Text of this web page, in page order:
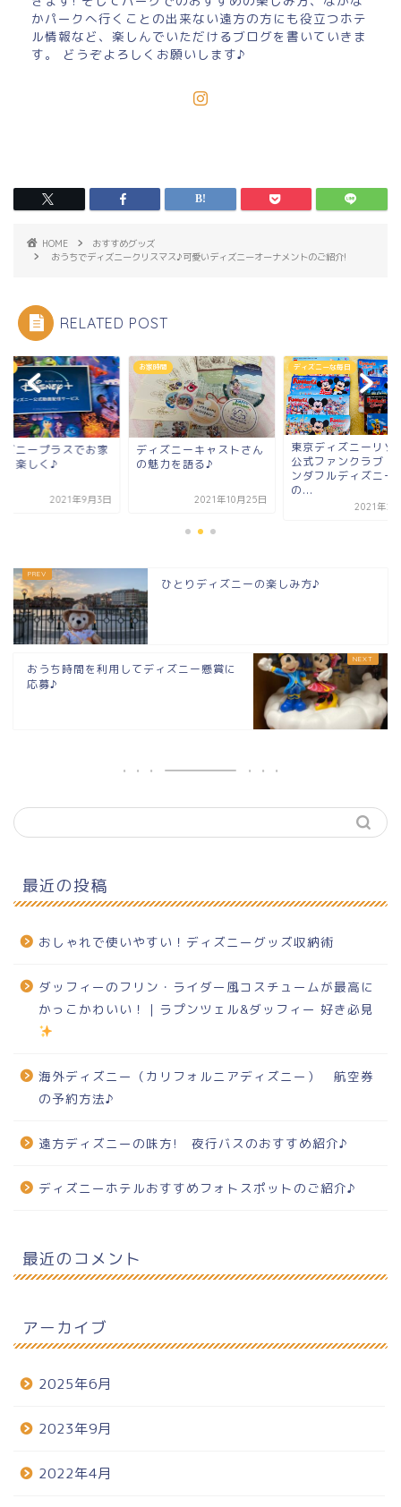
かパークへ行くことの出来ない遠方の方にも役立つホテ
ル情報など、楽しんでいただけるブログを書いていきま
す。 どうぞよろしくお願いします♪
HOME
おすすめグッズ
おうちでディズニークリスマス♪可愛いディズニーオーナメントのご紹介!
RELATED POST
ズニーキャストさん
力を語る♪
2021年10月25日
ディズニーな毎日
東京ディズニーリゾート
公式ファンクラブ「ファ
2021年2月19日
お家時間
ディズニープラスで
時間を楽しく♪
2021年
ひとりディズニーの楽しみ方♪
おうち時間を利用してディズニー懸賞に
応募♪
最近の投稿
おしゃれで使いやすい！ディズニーグッズ収納術
ダッフィーのフリン・ライダー風コスチュームが最高に
かっこかわいい！｜ラプンツェル&ダッフィー 好き必見
海外ディズニー（カリフォルニアディズニー） 航空券
の予約方法♪
遠方ディズニーの味方! 夜行バスのおすすめ紹介♪
ディズニーホテルおすすめフォトスポットのご紹介♪
最近のコメント
アーカイブ
2025年6月
2023年9月
2022年4月